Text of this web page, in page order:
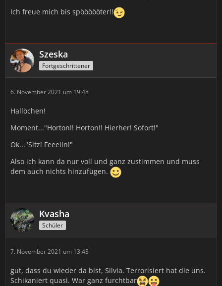
Ich freue mich bis spöööööter!!
Szeska
Fortgeschrittener
6. November 2021 um 19:48
Hallöchen!
Moment..."Horton!! Horton!! Hierher! Sofort!"
Ok..."Sitz! Feeeiin!"
Also ich kann da nur voll und ganz zustimmen und muss
dem auch nichts hinzufügen.
Kvasha
Schüler
7. November 2021 um 13:43
gut, dass du wieder da bist, Silvia. Terrorisiert hat die uns.
Schikaniert quasi. War ganz furchtbar